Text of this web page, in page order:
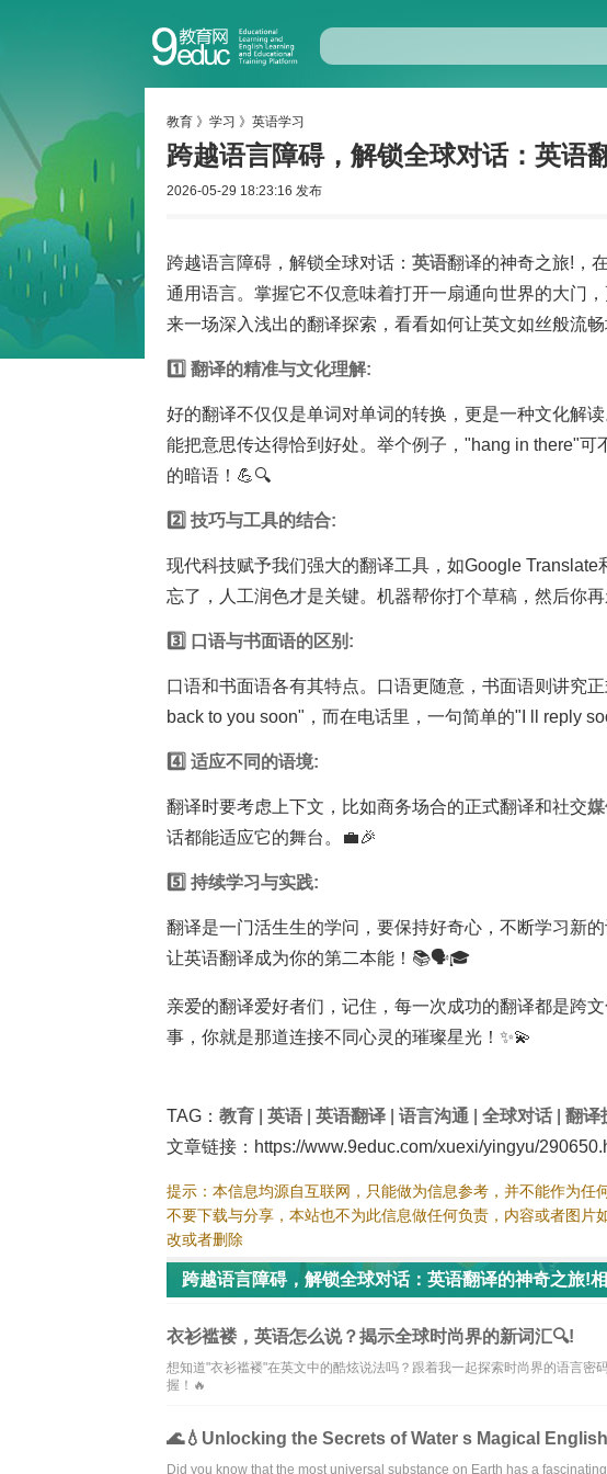
教育 》 学习 》 英语学习
跨越语言障碍，解锁全球对话：英语
2026-05-29 18:23:16 发布
跨越语言障碍，解锁全球对话： 英语翻译的神奇之旅!，
通用语言。掌握它不仅意味着打开一扇通向世界的大门
来一场深入浅出的翻译探索，看看如何让英文如丝般流
1️⃣ 翻译的精准与文化理解:
好的翻译不仅仅是单词对单词的转换，更是一种文化解
能把意思传达得恰到好处。举个例子，"hang in there"
的暗语！💪🔍
2️⃣ 技巧与工具的结合:
现代科技赋予我们强大的翻译工具，如Google
忘了，人工润色才是关键。机器帮你打个草稿，然后你
3️⃣ 口语与书面语的区别:
口语和书面语各有其特点。口语更随意，书面语则讲究
back to you soon"，而在电话里，一句简单的"I ll reply
4️⃣ 适应不同的语境:
翻译时要考虑上下文，比如商务场合的正式翻译和社交
话都能适应它的舞台。💼🎉
5️⃣ 持续学习与实践:
翻译是一门活生生的学问，要保持好奇心，不断学习新
让英语翻译成为你的第二本能！📚🗣️🎓
亲爱的翻译爱好者们，记住，每一次成功的翻译都是跨
事，你就是那道连接不同心灵的璀璨星光！✨💫
TAG： 教育 英语 英语翻译 语言沟通 全球对话 翻译
文章链接：https://www.9educ.com/xuexi/yingyu/
提示：本信息均源自互联网，只能做为信息参考，并不能作为任
不要下载与分享，本站也不为此信息做任何负责，内容或者图片
改或者删除
跨越语言障碍，解锁全球对话：英语翻译的神奇之旅!
衣衫褴褛，英语怎么说？揭示全球时尚界的新词汇🔍!
想知道"衣衫褴褛"在英文中的酷炫说法吗？跟着我一起探索时尚界的语言密
握！🔥
🌊💧Unlocking the Secrets of Water s Magical
Did you know that the most universal substance on Earth has a